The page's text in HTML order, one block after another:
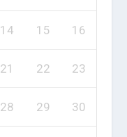
14 15 16
21 22 23
28 29 30